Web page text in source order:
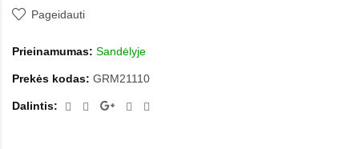
Pageidauti
Prieinamumas: Sandėlyje
Prekės kodas: GRM21110
Dalintis: